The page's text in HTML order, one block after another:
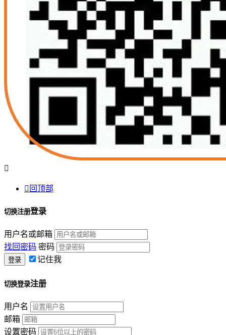

 回顶部
切换注册登录
用户名或邮箱
找回密码 密码
记住我
切换登录注册
用户名
邮箱
设置密码